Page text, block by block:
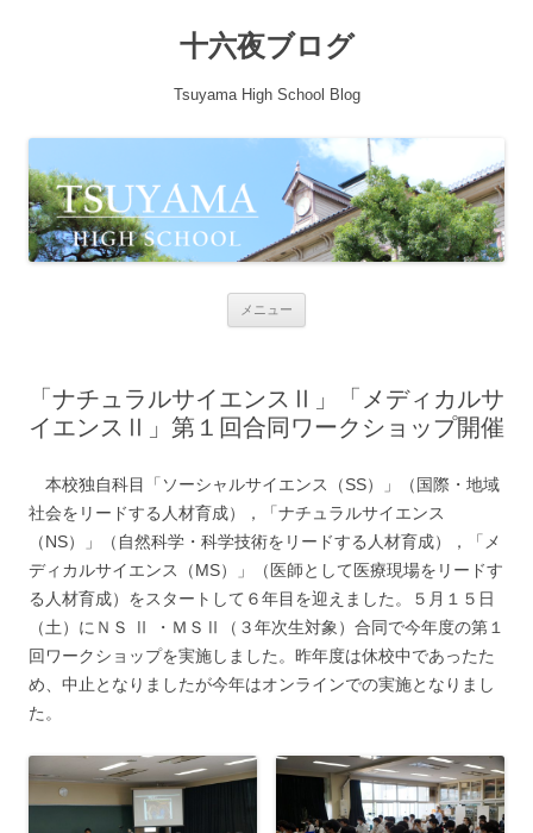
十六夜ブログ
Tsuyama High School Blog
メニュー
「ナチュラルサイエンスⅡ」「メディカルサ
イエンスⅡ」第１回合同ワークショップ開催
本校独自科目「ソーシャルサイエンス（SS）」（国際・地域
社会をリードする人材育成），「ナチュラルサイエンス
（NS）」（自然科学・科学技術をリードする人材育成），「メ
ディカルサイエンス（MS）」（医師として医療現場をリードす
る人材育成）をスタートして６年目を迎えました。５月１５日
（土）にＮＳ Ⅱ ・ＭＳⅡ（３年次生対象）合同で今年度の第１
回ワークショップを実施しました。昨年度は休校中であったた
め、中止となりましたが今年はオンラインでの実施となりまし
た。